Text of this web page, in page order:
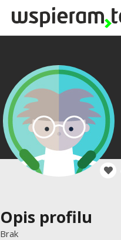
Opis profilu
Brak